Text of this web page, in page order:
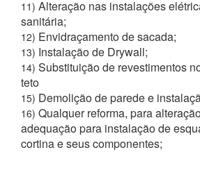
11) Alteração nas instalações
sanitária;
12) Envidraçamento de sacada;
13) Instalação de Drywall;
14) Substituição de revestimentos
teto
15) Demolição de parede e
16) Qualquer reforma, para
adequação para instalação de
cortina e seus componentes;